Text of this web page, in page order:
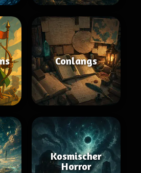
Conlangs
Kosmischer
Horror